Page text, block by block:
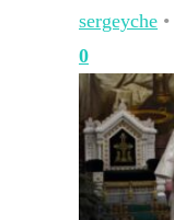
sergeyche •
0